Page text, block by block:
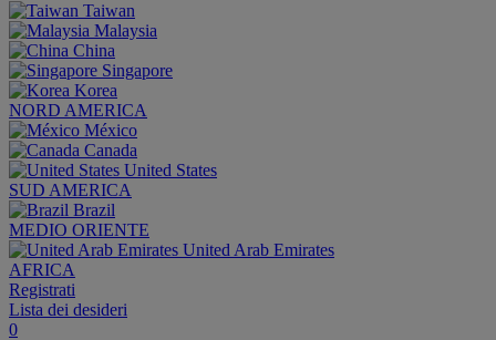
Taiwan
Malaysia
China
Singapore
Korea
NORD AMERICA
México
Canada
United States
SUD AMERICA
Brazil
MEDIO ORIENTE
United Arab Emirates
AFRICA
Registrati
Lista dei desideri
0